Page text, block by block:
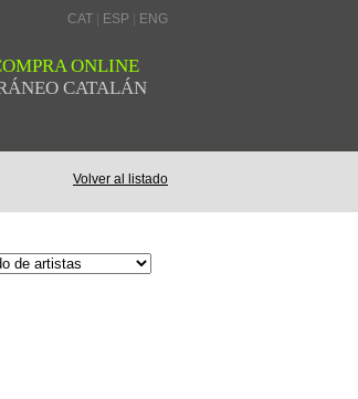
CAT ESP ENG
ONLINE
CATALÁN
Volver al listado